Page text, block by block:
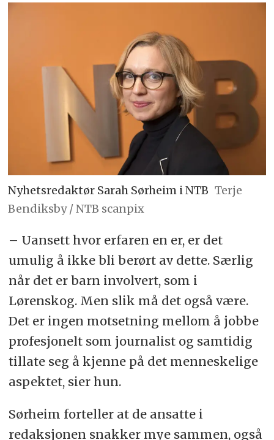
Nyhetsredaktør Sarah Sørheim i NTB Terje
Bendiksby / NTB scanpix
– Uansett hvor erfaren en er, er det
umulig å ikke bli berørt av dette. Særlig
når det er barn involvert, som i
Lørenskog. Men slik må det også være.
Det er ingen motsetning mellom å jobbe
profesjonelt som journalist og samtidig
tillate seg å kjenne på det menneskelige
aspektet, sier hun.
Sørheim forteller at de ansatte i
redaksjonen snakker mye sammen, også